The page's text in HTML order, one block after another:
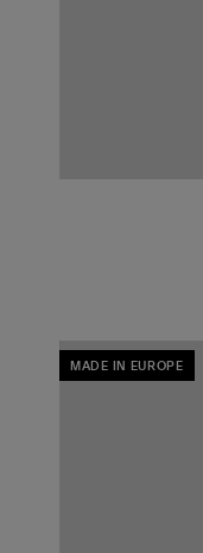
MADE IN EUROPE